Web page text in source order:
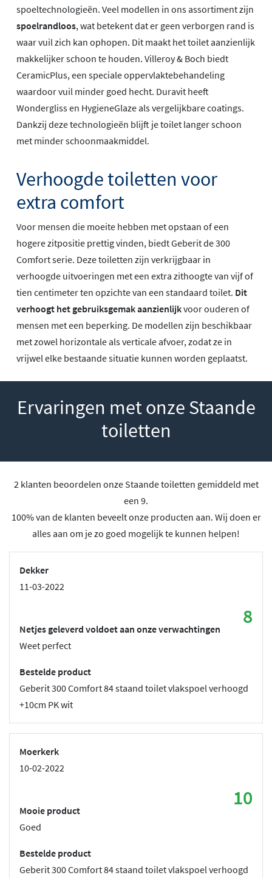
spoeltechnologieën. Veel modellen in ons assortiment zijn
spoelrandloos, wat betekent dat er geen verborgen rand is
waar vuil zich kan ophopen. Dit maakt het toilet aanzienlijk
makkelijker schoon te houden. Villeroy & Boch biedt
CeramicPlus, een speciale oppervlaktebehandeling
waardoor vuil minder goed hecht. Duravit heeft
Wondergliss en HygieneGlaze als vergelijkbare coatings.
Dankzij deze technologieën blijft je toilet langer schoon
met minder schoonmaakmiddel.
Verhoogde toiletten voor
extra comfort
Voor mensen die moeite hebben met opstaan of een
hogere zitpositie prettig vinden, biedt Geberit de 300
Comfort serie. Deze toiletten zijn verkrijgbaar in
verhoogde uitvoeringen met een extra zithoogte van vijf of
tien centimeter ten opzichte van een standaard toilet. Dit
verhoogt het gebruiksgemak aanzienlijkvoor ouderen of
mensen met een beperking. De modellen zijn beschikbaar
met zowel horizontale als verticale afvoer, zodat ze in
vrijwel elke bestaande situatie kunnen worden geplaatst.
Ervaringen met onze Staande
toiletten
2 klanten beoordelen onze Staande toiletten gemiddeld met
een 9.
100% van de klanten beveelt onze producten aan. Wij doen er
alles aan om je zo goed mogelijk te kunnen helpen!
Dekker
11-03-2022
8
Netjes geleverd voldoet aan onze verwachtingen
Weet perfect
Bestelde product
Geberit 300 Comfort 84 staand toilet vlakspoel verhoogd
+10cm PK wit
Moerkerk
10-02-2022
10
Mooie product
Goed
Bestelde product
Geberit 300 Comfort 84 staand toilet vlakspoel verhoogd